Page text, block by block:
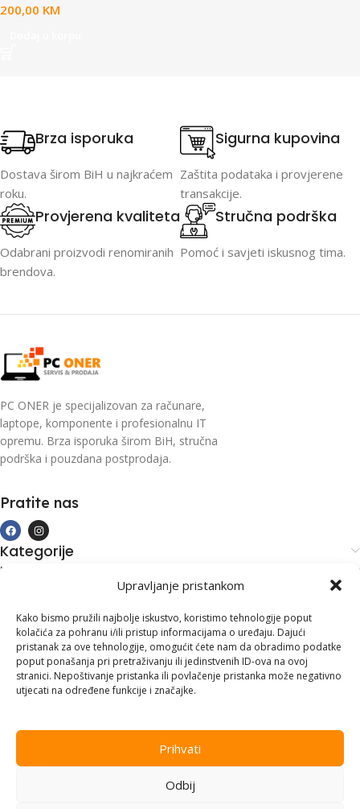
Upravljanje pristankom
Kako bismo pružili najbolje iskustvo, koristimo tehnologije poput
kolačića za pohranu i/ili pristup informacijama o uređaju. Dajući
pristanak za ove tehnologije, omogućit ćete nam da obradimo podatke
poput ponašanja pri pretraživanju ili jedinstvenih ID-ova na ovoj
stranici. Nepoštivanje pristanka ili povlačenje pristanka može negativno
utjecati na određene funkcije i značajke.
Prihvati
Odbij
200,00 KM
Brza isporuka
Dostava širom BiH u najkraćem
roku.
Sigurna kupovina
Zaštita podataka i provjerene
transakcije.
Provjerena kvaliteta
Odabrani proizvodi renomiranih
brendova.
Stručna podrška
Pomoć i savjeti iskusnog tima.
PC ONER je specijalizovan za računare,
laptope, komponente i profesionalnu IT
opremu. Brza isporuka širom BiH, stručna
podrška i pouzdana postprodaja.
Pratite nas
Kategorije
Kupovina i podrška
Kontakt informacije
Branilaca Bosne, 75 300 Lukavac
+387 35 555 999
info@pconer.ba